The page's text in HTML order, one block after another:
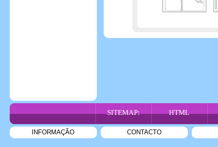
SITEMAP: HTML
INFORMAÇÃO CONTACTO